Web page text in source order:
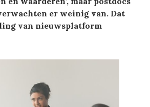
er weinig van. Dat
van nieuwsplatform